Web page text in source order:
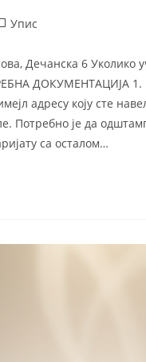
Упис
Дечанска 6
адресу коју сте
Потребно је да
са осталом…